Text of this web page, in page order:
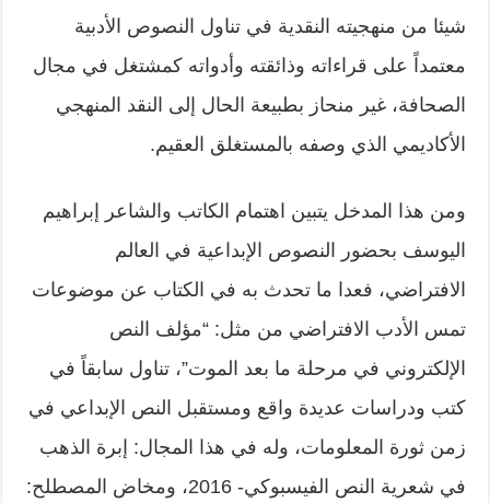
شيئا من منهجيته النقدية في تناول النصوص الأدبية
معتمداً على قراءاته وذائقته وأدواته كمشتغل في مجال
الصحافة، غير منحاز بطبيعة الحال إلى النقد المنهجي
الأكاديمي الذي وصفه بالمستغلق العقيم.
ومن هذا المدخل يتبين اهتمام الكاتب والشاعر إبراهيم
اليوسف بحضور النصوص الإبداعية في العالم
الافتراضي، فعدا ما تحدث به في الكتاب عن موضوعات
تمس الأدب الافتراضي من مثل: “مؤلف النص
الإلكتروني في مرحلة ما بعد الموت”، تناول سابقاً في
كتب ودراسات عديدة واقع ومستقبل النص الإبداعي في
زمن ثورة المعلومات، وله في هذا المجال: إبرة الذهب
في شعرية النص الفيسبوكي- 2016، ومخاض المصطلح: